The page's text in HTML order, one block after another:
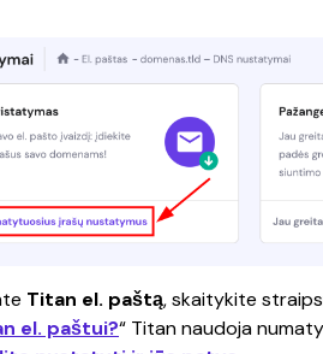
Titan el. paštą, skaitykite
el. paštui?“ Titan naudoja